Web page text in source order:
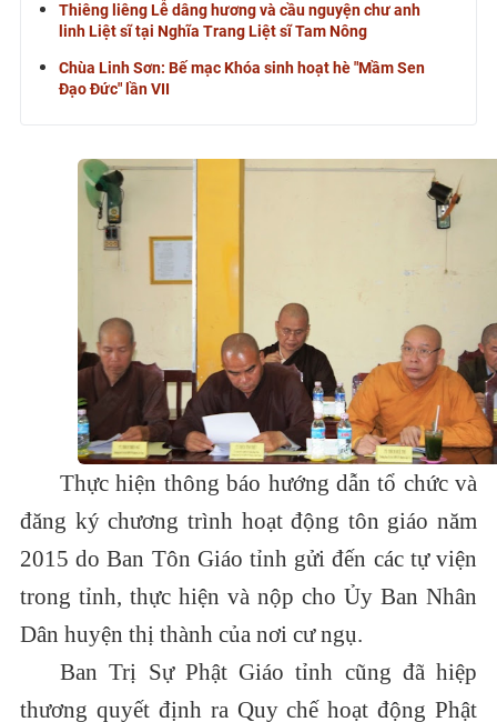
Thiêng liêng Lễ dâng hương và cầu nguyện chư anh
linh Liệt sĩ tại Nghĩa Trang Liệt sĩ Tam Nông
Chùa Linh Sơn: Bế mạc Khóa sinh hoạt hè "Mầm Sen
Đạo Đức" lần VII
Thực hiện thông báo hướng dẫn tổ chức và
đăng ký chương trình hoạt động tôn giáo năm
2015 do Ban Tôn Giáo tỉnh gửi đến các tự viện
trong tỉnh, thực hiện và nộp cho Ủy Ban Nhân
Dân huyện thị thành của nơi cư ngụ.
Ban Trị Sự Phật Giáo tỉnh cũng đã hiệp
thương quyết định ra Quy chế hoạt động Phật